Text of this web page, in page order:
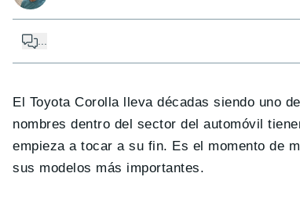
...
El Toyota Corolla lleva décadas siendo uno
nombres dentro del sector del automóvil
empieza a tocar a su fin. Es el momento de
sus modelos más importantes.